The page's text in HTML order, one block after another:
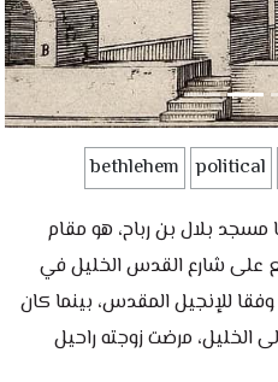
political
bethlehem
بلال بن رباح، هو مقام
على شارع القدس الخليل في
للإنجيل المقدس، بينما كان
الخليل، مرضت زوجته راحيل